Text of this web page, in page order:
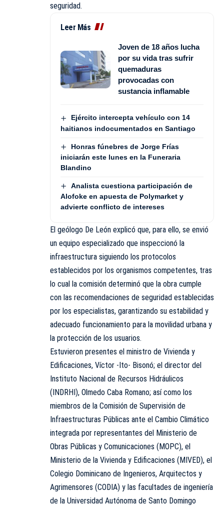
seguridad.
Leer Más
Joven de 18 años lucha
por su vida tras sufrir
quemaduras
provocadas con
sustancia inflamable
Ejército intercepta vehículo con 14
haitianos indocumentados en Santiago
Honras fúnebres de Jorge Frías
iniciarán este lunes en la Funeraria
Blandino
Analista cuestiona participación de
Alofoke en apuesta de Polymarket y
advierte conflicto de intereses
El geólogo De León explicó que, para ello, se envió
un equipo especializado que inspeccionó la
infraestructura siguiendo los protocolos
establecidos por los organismos competentes, tras
lo cual la comisión determinó que la obra cumple
con las recomendaciones de seguridad establecidas
por los especialistas, garantizando su estabilidad y
adecuado funcionamiento para la movilidad urbana y
la protección de los usuarios.
Estuvieron presentes el ministro de Vivienda y
Edificaciones, Víctor -Ito- Bisonó; el director del
Instituto Nacional de Recursos Hidráulicos
(INDRHI), Olmedo Caba Romano; así como los
miembros de la Comisión de Supervisión de
Infraestructuras Públicas ante el Cambio Climático
integrada por representantes del Ministerio de
Obras Públicas y Comunicaciones (MOPC), el
Ministerio de la Vivienda y Edificaciones (MIVED), el
Colegio Dominicano de Ingenieros, Arquitectos y
Agrimensores (CODIA) y las facultades de ingeniería
de la Universidad Autónoma de Santo Domingo